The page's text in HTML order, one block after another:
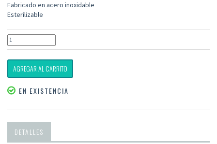
Fabricado en acero inoxidable
Esterilizable
AGREGAR AL CARRITO
EN EXISTENCIA
DETALLES